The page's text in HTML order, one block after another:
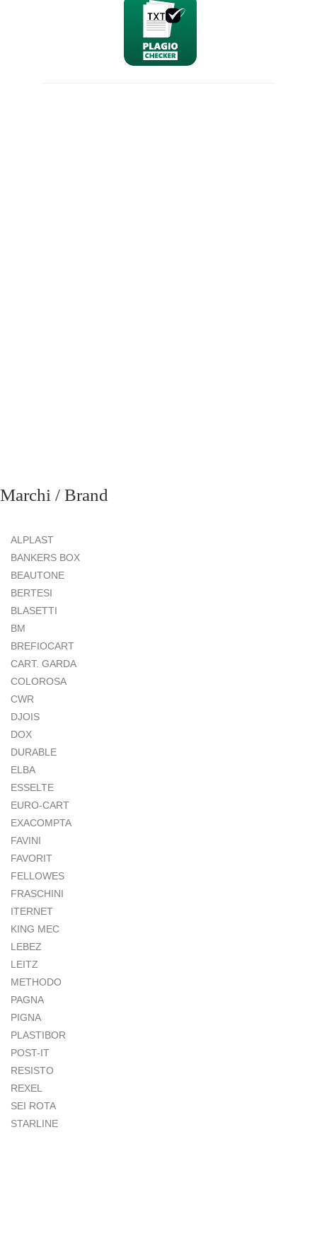
Marchi / Brand
ALPLAST
BANKERS BOX
BEAUTONE
BERTESI
BLASETTI
BM
BREFIOCART
CART. GARDA
COLOROSA
CWR
DJOIS
DOX
DURABLE
ELBA
ESSELTE
EURO-CART
EXACOMPTA
FAVINI
FAVORIT
FELLOWES
FRASCHINI
ITERNET
KING MEC
LEBEZ
LEITZ
METHODO
PAGNA
PIGNA
PLASTIBOR
POST-IT
RESISTO
REXEL
SEI ROTA
STARLINE